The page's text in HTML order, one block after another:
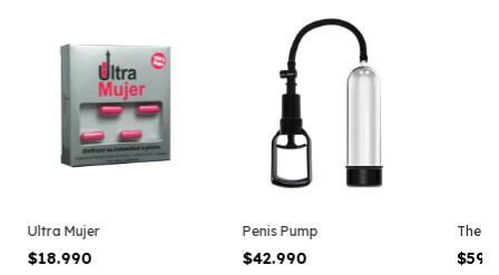
Ultra Mujer
$18.990
Penis Pump
$42.990
The